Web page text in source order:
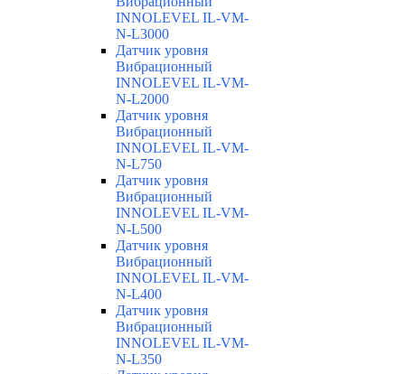
INNOLEVEL IL-VM-
N-L3000
Датчик уровня
Вибрационный
INNOLEVEL IL-VM-
N-L2000
Датчик уровня
Вибрационный
INNOLEVEL IL-VM-
N-L750
Датчик уровня
Вибрационный
INNOLEVEL IL-VM-
N-L500
Датчик уровня
Вибрационный
INNOLEVEL IL-VM-
N-L400
Датчик уровня
Вибрационный
INNOLEVEL IL-VM-
N-L350